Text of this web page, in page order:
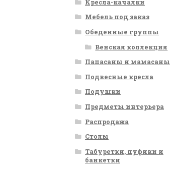
Кресла-качалки
Мебель под заказ
Обеденные группы
Венская коллекция
Папасаны и мамасаны
Подвесные кресла
Подушки
Предметы интерьера
Распродажа
Столы
Табуретки, пуфики и
банкетки